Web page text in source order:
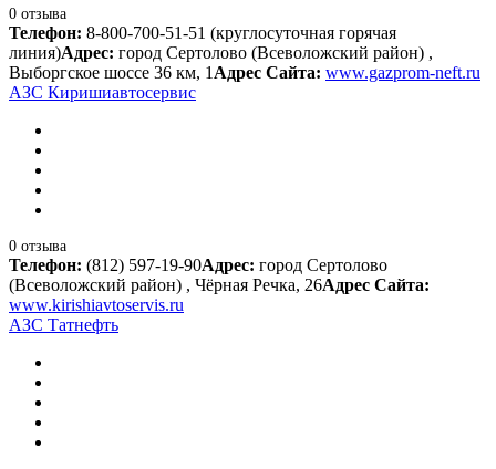
0 отзыва
Телефон: 8-800-700-51-51 (круглосуточная горячая
линия)Адрес: город Сертолово (Всеволожский район) ,
Выборгское шоссе 36 км, 1Адрес Сайта: www.gazprom-neft.ru
АЗС Киришиавтосервис
0 отзыва
Телефон: (812) 597-19-90Адрес: город Сертолово
(Всеволожский район) , Чёрная Речка, 26Адрес Сайта:
www.kirishiavtoservis.ru
АЗС Татнефть